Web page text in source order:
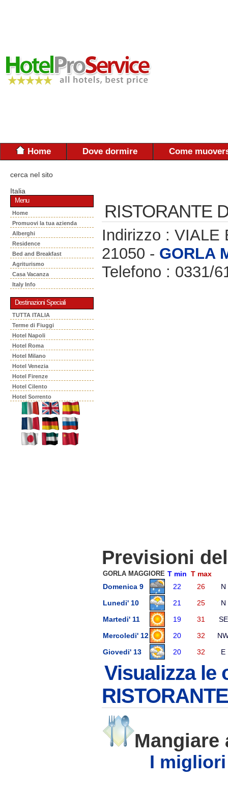
Home Dove dormire Come
cerca nel sito
Italia
Menu
Home
Promuovi la tua azienda
Alberghi
Residence
Bed and Breakfast
Agriturismo
Casa Vacanza
Italy Info
Destinazioni Speciali
TUTTA ITALIA
Terme di Fiuggi
Hotel Napoli
Hotel Roma
Hotel Milano
Hotel Venezia
Hotel Firenze
Hotel Cilento
Hotel Sorrento
RISTORANTE
Indirizzo : VIALE
21050 - GORLA
Telefono : 0331/
Previsioni
GORLA MAGGIORE T min T max
Domenica 9
22 26
N
Lunedi' 10
21 25
N
Martedi' 11
19 31
SE
Mercoledi' 12
20 32
Giovedi' 13
20 32 E
Visualizza le
Mangiare
I